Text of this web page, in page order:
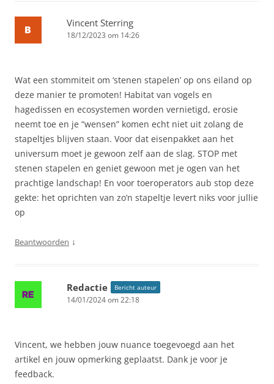
Vincent Sterring
18/12/2023 om 14:26
Wat een stommiteit om ‘stenen stapelen’ op ons eiland op
deze manier te promoten! Habitat van vogels en
hagedissen en ecosystemen worden vernietigd, erosie
neemt toe en je “wensen” komen echt niet uit zolang de
stapeltjes blijven staan. Voor dat eisenpakket aan het
universum moet je gewoon zelf aan de slag. STOP met
stenen stapelen en geniet gewoon met je ogen van het
prachtige landschap! En voor toeroperators aub stop deze
gekte: het oprichten van zo’n stapeltje levert niks voor jullie
op
Beantwoorden ↓
Redactie Bericht auteur
14/01/2024 om 22:18
Vincent, we hebben jouw nuance toegevoegd aan het
artikel en jouw opmerking geplaatst. Dank je voor je
feedback.